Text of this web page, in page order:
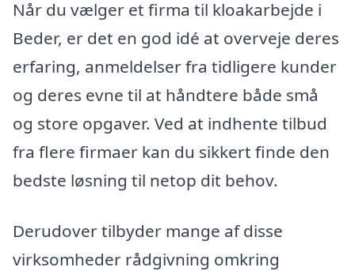
Når du vælger et firma til kloakarbejde i
Beder, er det en god idé at overveje deres
erfaring, anmeldelser fra tidligere kunder
og deres evne til at håndtere både små
og store opgaver. Ved at indhente tilbud
fra flere firmaer kan du sikkert finde den
bedste løsning til netop dit behov.
Derudover tilbyder mange af disse
virksomheder rådgivning omkring